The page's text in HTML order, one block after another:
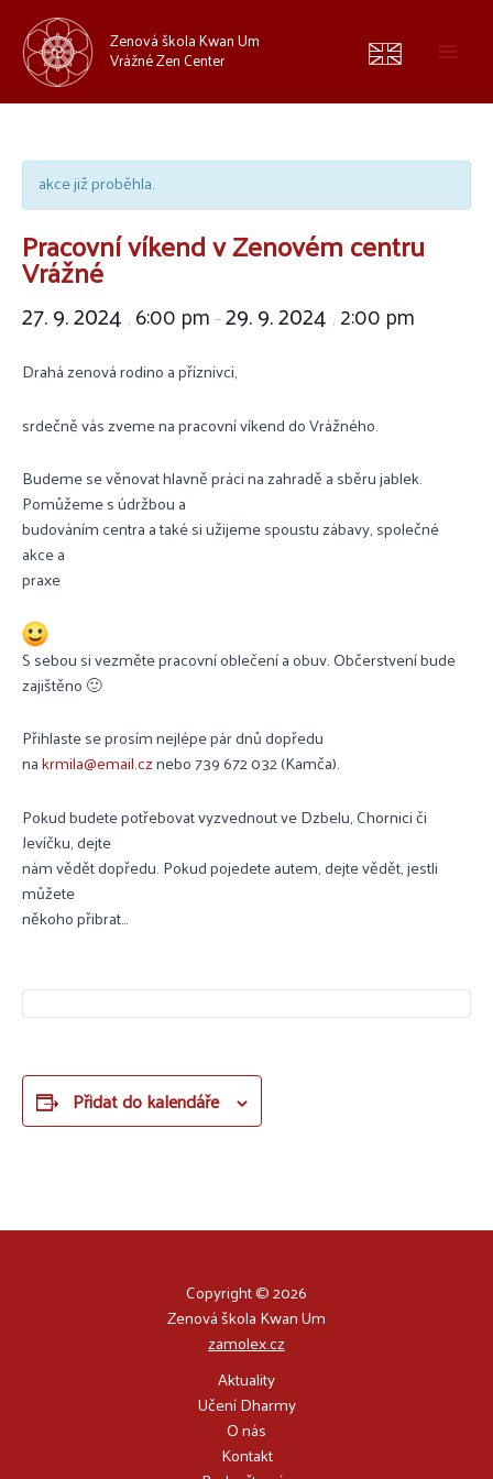
Zenová škola Kwan Um
Vrážné Zen Center
akce již proběhla.
Pracovní víkend v Zenovém centru
Vrážné
27. 9. 2024 , 6:00 pm–29. 9. 2024 , 2:00 pm
Drahá zenová rodino a příznivci,
srdečně vás zveme na pracovní víkend do Vrážného.
Budeme se věnovat hlavně práci na zahradě a sběru jablek.
Pomůžeme s údržbou a
budováním centra a také si užijeme spoustu zábavy, společné
akce a
praxe
S sebou si vezměte pracovní oblečení a obuv. Občerstvení bude
zajištěno 🙂
Přihlaste se prosím nejlépe pár dnů dopředu
nakrmila@email.cznebo 739 672 032 (Kamča).
Pokud budete potřebovat vyzvednout ve Dzbelu, Chornici či
Jevíčku, dejte
nám vědět dopředu. Pokud pojedete autem, dejte vědět, jestli
můžete
někoho přibrat…
Přidat do kalendáře
Copyright © 2026
Zenová škola Kwan Um
zamolex.cz
Aktuality
Učení Dharmy
O nás
Kontakt